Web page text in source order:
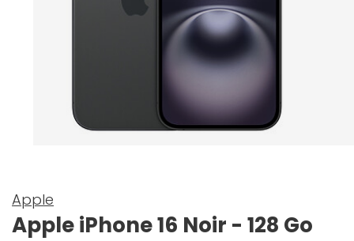
Apple
Apple iPhone 16 Noir - 128 Go